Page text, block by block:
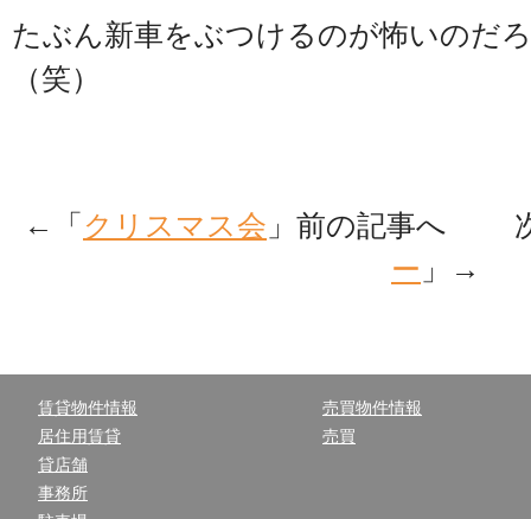
たぶん新車をぶつけるのが怖いのだ
（笑）
←「 クリスマス会 」前の記事へ
ー 」→
賃貸物件情報
居住用賃貸
貸店舗
事務所
売買物件情報
売買